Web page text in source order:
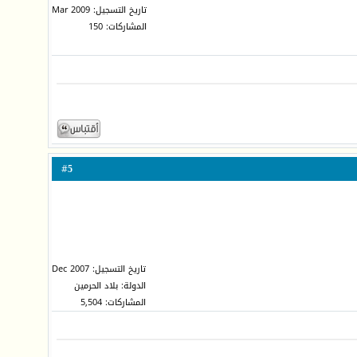
تاريخ التسجيل: Mar 2009
المشاركات: 150
5
تاريخ التسجيل: Dec 2007
الدولة: بلاد الحرمين
المشاركات: 5,504